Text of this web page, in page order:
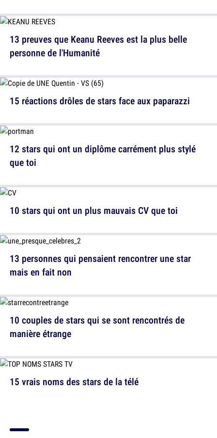
13 preuves que Keanu Reeves est la plus belle
personne de l'Humanité
12 stars qui ont un diplôme carrément plus stylé
que toi
13 personnes qui pensaient rencontrer une star
mais en fait non
15 vrais noms des stars de la télé
15 réactions drôles de stars face aux paparazzi
10 stars qui ont un plus mauvais CV que toi
10 couples de stars qui se sont rencontrés de
manière étrange